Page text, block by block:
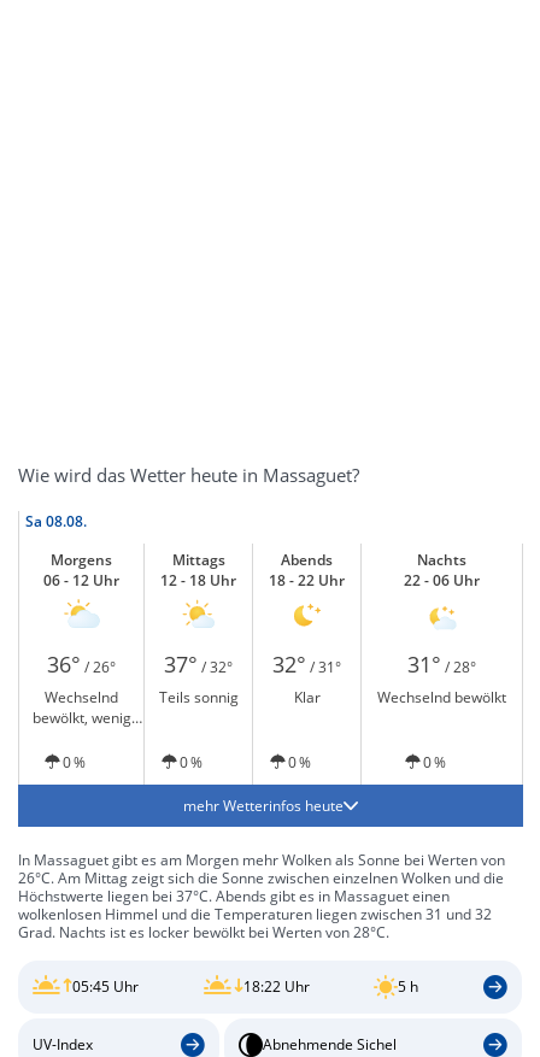
Wie wird das Wetter heute in Massaguet?
Sa 08.08.
Morgens
06 - 12 Uhr
Mittags
12 - 18 Uhr
Abends
18 - 22 Uhr
Nachts
22 - 06 Uhr
36° / 26° 37° / 32° 32° / 31° 31° / 28°
Wechselnd
bewölkt, wenig
Teils sonnig Klar Wechselnd bewölkt
0 % 0 % 0 % 0 %
mehr Wetterinfos heute
In Massaguet gibt es am Morgen mehr Wolken als Sonne bei Werten von
26°C. Am Mittag zeigt sich die Sonne zwischen einzelnen Wolken und die
Höchstwerte liegen bei 37°C. Abends gibt es in Massaguet einen
wolkenlosen Himmel und die Temperaturen liegen zwischen 31 und 32
Grad. Nachts ist es locker bewölkt bei Werten von 28°C.
05:45 Uhr 18:22 Uhr 5 h
UV-Index Abnehmende Sichel